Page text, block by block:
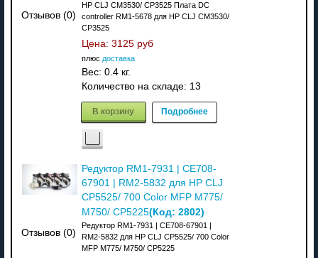
Отзывов (0)
HP CLJ CM3530/ CP3525 Плата DC
controller RM1-5678 для HP CLJ CM3530/
CP3525
Цена: 3125 руб
плюс доставка
Вес: 0.4 кг.
Количество на складе: 13
В корзину Подробнее
Отзывов (0)
Редуктор RM1-7931 | CE708-
67901 | RM2-5832 для HP CLJ
CP5525/ 700 Color MFP M775/
M750/ CP5225(Код: 2802)
Редуктор RM1-7931 | CE708-67901 |
RM2-5832 для HP CLJ CP5525/ 700 Color
MFP M775/ M750/ CP5225